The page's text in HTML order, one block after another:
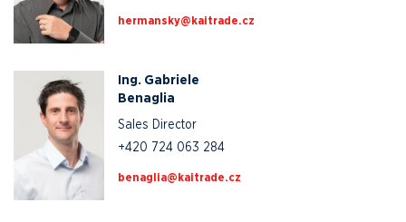
zc.edartiak@yksnamreh
Ing. Gabriele
Benaglia
Sales Director
+420 724 063 284
zc.edartiak@ailganeb